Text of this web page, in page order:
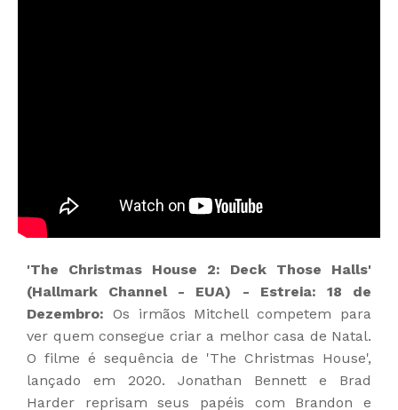
'The Christmas House 2: Deck Those Halls'
(Hallmark Channel - EUA) - Estreia: 18 de
Dezembro: Os irmãos Mitchell competem para
ver quem consegue criar a melhor casa de Natal.
O filme é sequência de 'The Christmas House',
lançado em 2020. Jonathan Bennett e Brad
Harder reprisam seus papéis com Brandon e